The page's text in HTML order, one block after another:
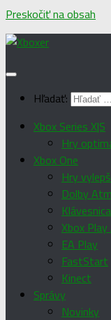
Preskočiť na obsah
Hľadať:
Xbox Series X|S
Hry
Xbox One
Hry
Dolby
Xbox
EA Play
FastStart
Kinect
Správy
Novinky